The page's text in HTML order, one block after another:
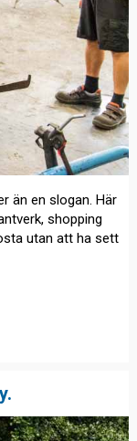
än en slogan. Här
shopping
utan att ha sett